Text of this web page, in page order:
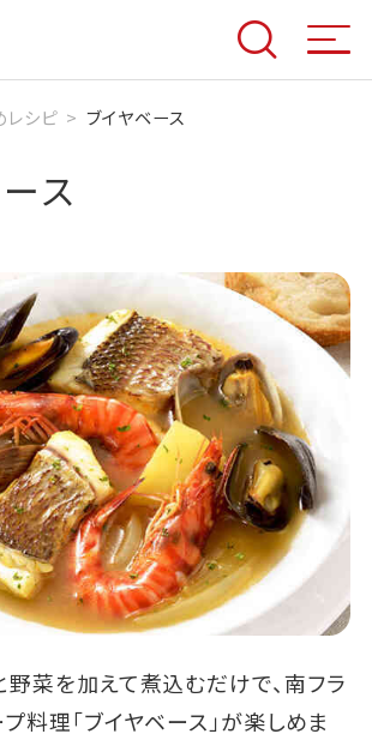
レシピ ブイヤベース
ス
菜を加えて煮込むだけで、南フラ
料理「ブイヤベース」が楽しめま